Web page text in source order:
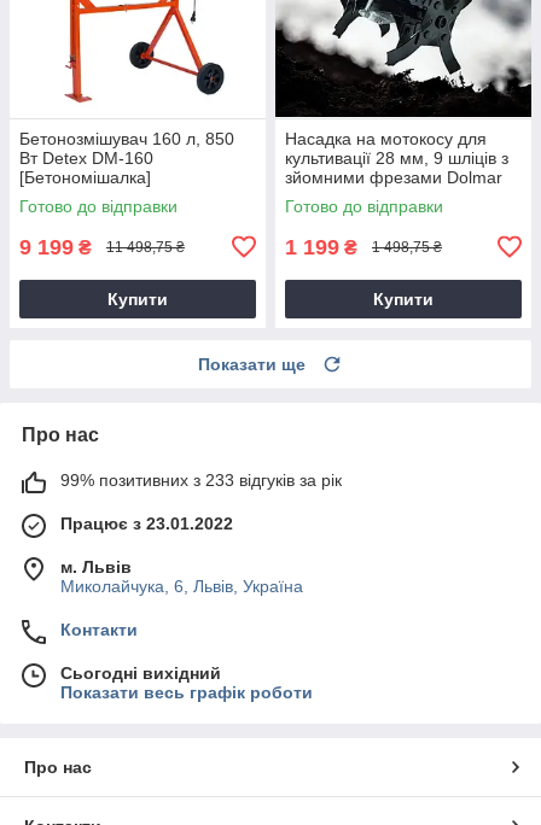
Бетонозмішувач 160 л, 850
Вт Detex DM-160
[Бетономішалка]
Готово до відправки
9 199 ₴ 11 498,75 ₴
Купити
Насадка на мотокосу для
культивації 28 мм, 9 шліців з
зйомними фрезами Dolmar
9T28
Готово до відправки
1 199 ₴ 1 498,75 ₴
Купити
Показати ще
Про нас
99% позитивних з 233 відгуків за рік
Працює з 23.01.2022
м. Львів
Миколайчука, 6, Львів, Україна
Контакти
Сьогодні вихідний
Показати весь графік роботи
Про нас